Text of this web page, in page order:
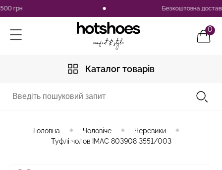
грн Безкоштовна доставка
0
Каталог товарів
Головна Чоловіче
Черевики
Туфлі чолов IMAC 803908 3551/003